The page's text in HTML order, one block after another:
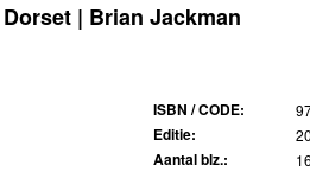
| Brian Jackman
ISBN / CODE:
Editie:
Aantal blz.: